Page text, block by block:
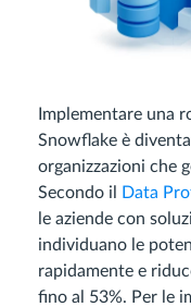
Implementare una
Snowflake è
organizzazioni che
Secondo il
Data
le aziende con
individuano le
rapidamente e
fino al 53%. Per le